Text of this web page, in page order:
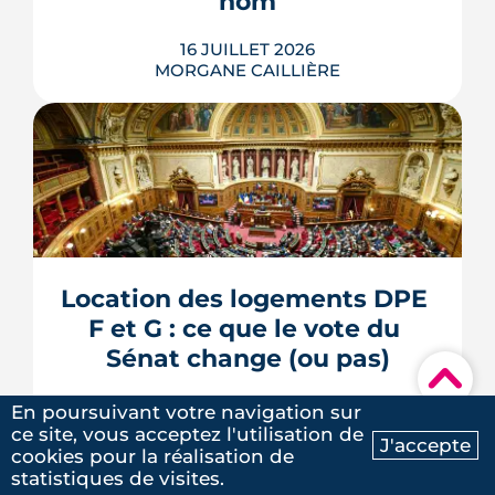
Ma recherche Contactez-nous
▾
16 JUILLET 2026
MORGANE CAILLIÈRE
L'esplanade goudronnée du Breil-
Malville, doublée d'un parking, est en
travaux depuis janvier. D'ici décembre,
plantée, débaptisée au profit d'Aimée
Lallement, féministe et résistante.
LIRE L'ARTICLE
Location des logements DPE
F et G : ce que le vote du
Sénat change (ou pas)
15 JUILLET 2026
MORGANE CAILLIÈRE
En poursuivant votre navigation sur
ce site, vous acceptez l'utilisation de
cookies pour la réalisation de
statistiques de visites.
J'accepte